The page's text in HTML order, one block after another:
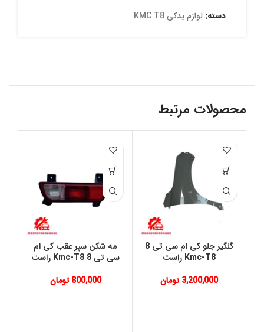
دسته: لوازم یدکی KMC T8
محصولات مرتبط
گلگیر جلو کی ام سی تی 8
Kmc-T8 راست
3,200,000 تومان
مه شکن سپر عقب کی ام
سی تی 8 Kmc-T8 راست
800,000 تومان